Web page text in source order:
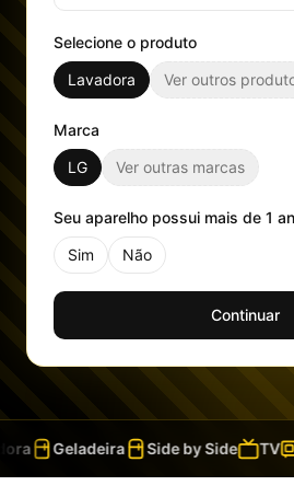
Selecione o produto
Lavadora
Ver outros
Marca
LG
Ver outras marcas
Seu aparelho possui mais de 1
Sim
Não
Continuar
Geladeira Side by Side TV